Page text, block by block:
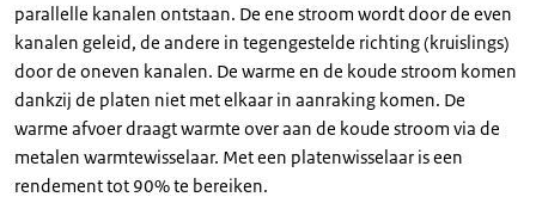
parallelle kanalen ontstaan. De ene stroom wordt door de even
kanalen geleid, de andere in tegengestelde richting (kruislings)
door de oneven kanalen. De warme en de koude stroom komen
dankzij de platen niet met elkaar in aanraking komen. De
warme afvoer draagt warmte over aan de koude stroom via de
metalen warmtewisselaar. Met een platenwisselaar is een
rendement tot 90% te bereiken.